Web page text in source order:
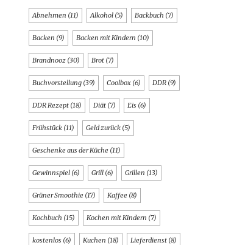
Abnehmen (11) Alkohol (5) Backbuch (7)
Backen (9) Backen mit Kindern (10)
Brandnooz (30) Brot (7)
Buchvorstellung (39) Coolbox (6) DDR (9)
DDR Rezept (18) Diät (7) Eis (6)
Frühstück (11) Geld zurück (5)
Geschenke aus der Küche (11)
Gewinnspiel (6) Grill (6) Grillen (13)
Grüner Smoothie (17) Kaffee (8)
Kochbuch (15) Kochen mit Kindern (7)
kostenlos (6) Kuchen (18) Lieferdienst (8)